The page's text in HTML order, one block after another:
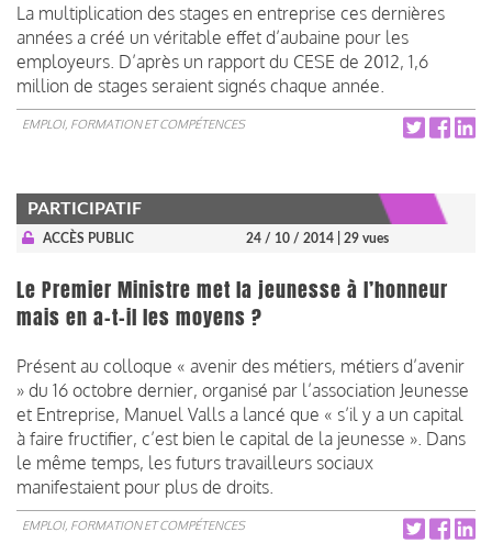
La multiplication des stages en entreprise ces dernières
années a créé un véritable effet d’aubaine pour les
employeurs. D’après un rapport du CESE de 2012, 1,6
million de stages seraient signés chaque année.
EMPLOI, FORMATION ET COMPÉTENCES
PARTICIPATIF
ACCÈS PUBLIC 24 / 10 / 2014 | 29 vues
Le Premier Ministre met la jeunesse à l’honneur
mais en a-t-il les moyens ?
Présent au colloque « avenir des métiers, métiers d’avenir
» du 16 octobre dernier, organisé par l’association Jeunesse
et Entreprise, Manuel Valls a lancé que « s’il y a un capital
à faire fructifier, c’est bien le capital de la jeunesse ». Dans
le même temps, les futurs travailleurs sociaux
manifestaient pour plus de droits.
EMPLOI, FORMATION ET COMPÉTENCES